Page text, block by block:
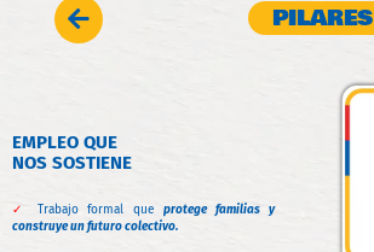
PILARES
EMPLEO QUE
NOS SOSTIENE
✓ Trabajo formal queprotege familias y
construye un futuro colectivo.